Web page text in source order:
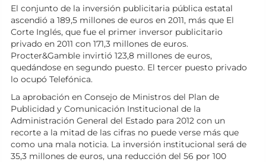
El conjunto de la inversión publicitaria pública estatal
ascendió a 189,5 millones de euros en 2011, más que El
Corte Inglés, que fue el primer inversor publicitario
privado en 2011 con 171,3 millones de euros.
Procter&Gamble invirtió 123,8 millones de euros,
quedándose en segundo puesto. El tercer puesto privado
lo ocupó Telefónica.
La aprobación en Consejo de Ministros del Plan de
Publicidad y Comunicación Institucional de la
Administración General del Estado para 2012 con un
recorte a la mitad de las cifras no puede verse más que
como una mala noticia. La inversión institucional será de
35,3 millones de euros, una reducción del 56 por 100